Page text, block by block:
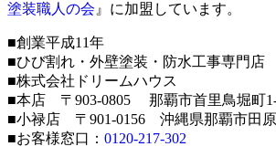
塗装職人の会』に加盟しています。
■創業平成11年
■ひび割れ・外壁塗装・防水工事専門店
■株式会社ドリームハウス
■本店 〒903-0805 那覇市首里鳥堀町
■小禄店 〒901-0156 沖縄県那覇市田原
■お客様窓口： 0120-217-302